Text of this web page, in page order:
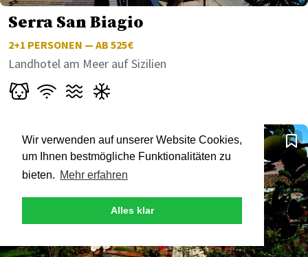
Wir verwenden auf unserer Website Cookies,
um Ihnen bestmögliche Funktionalitäten zu
bieten. Mehr erfahren
Alles klar
Serra San Biagio
2+1 PERSONEN — AB 525€
Landhotel am Meer auf Sizilien